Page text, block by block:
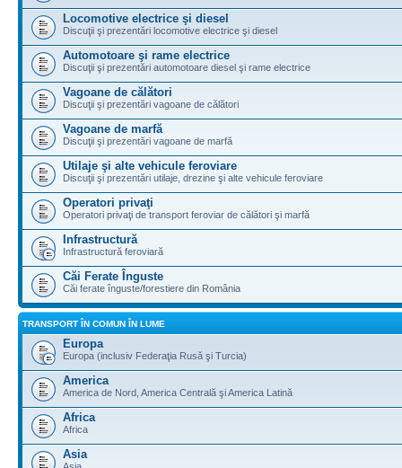
Locomotive electrice şi diesel
Discuţii şi prezentări locomotive electrice şi diesel
Automotoare şi rame electrice
Discuţii şi prezentări automotoare diesel şi rame electrice
Vagoane de călători
Discuţii şi prezentări vagoane de călători
Vagoane de marfă
Discuţii şi prezentări vagoane de marfă
Utilaje şi alte vehicule feroviare
Discuţii şi prezentări utilaje, drezine şi alte vehicule feroviare
Operatori privaţi
Operatori privaţi de transport feroviar de călători şi marfă
Infrastructură
Infrastructură feroviară
Căi Ferate Înguste
Căi ferate înguste/forestiere din România
TRANSPORT ÎN COMUN ÎN LUME
Europa
Europa (inclusiv Federaţia Rusă şi Turcia)
America
America de Nord, America Centrală şi America Latină
Africa
Africa
Asia
Asia